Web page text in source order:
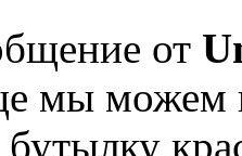
от
мы можем